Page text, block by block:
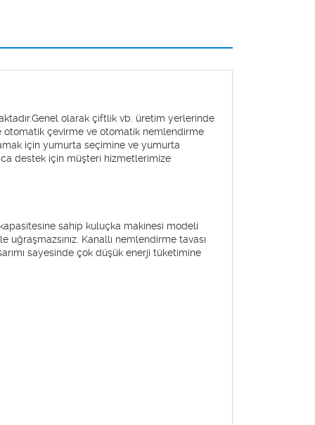
olarak çiftlik vb. üretim yerlerinde
otomatik çevirme ve otomatik nemlendirme
için yumurta seçimine ve yumurta
destek için müşteri hizmetlerimize
sahip kuluçka makinesi modeli
Kanallı nemlendirme tavası
sayesinde çok düşük enerji tüketimine